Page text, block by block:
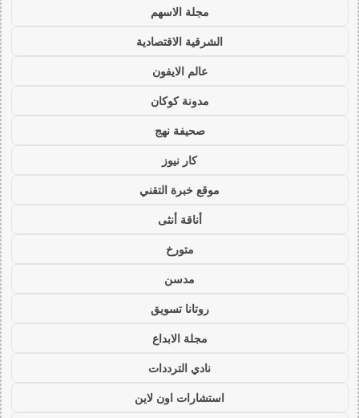
مجلة الاسهم
الشرقية الاقتصادية
عالم الايفون
مدونة كوكان
صحيفة نهج
كار نيوز
موقع خبرة التقني
أناقة أنثى
متورخ
مدسن
روتانا تسويق
مجلة الابداع
نادي الترددات
استشارات اون لاين